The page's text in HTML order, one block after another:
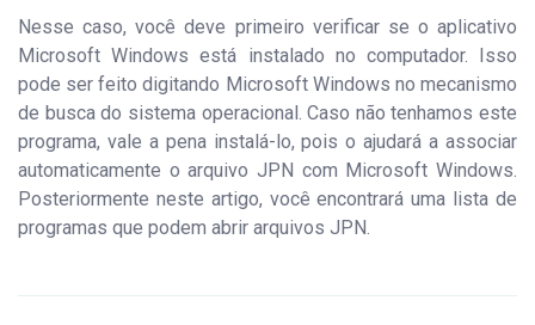
Nesse caso, você deve primeiro verificar se o aplicativo
Microsoft Windows está instalado no computador. Isso
pode ser feito digitando Microsoft Windows no mecanismo
de busca do sistema operacional. Caso não tenhamos este
programa, vale a pena instalá-lo, pois o ajudará a associar
automaticamente o arquivo JPN com Microsoft Windows.
Posteriormente neste artigo, você encontrará uma lista de
programas que podem abrir arquivos JPN.